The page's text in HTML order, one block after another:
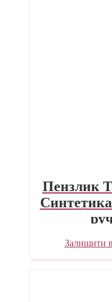
Пензлик
Залишити